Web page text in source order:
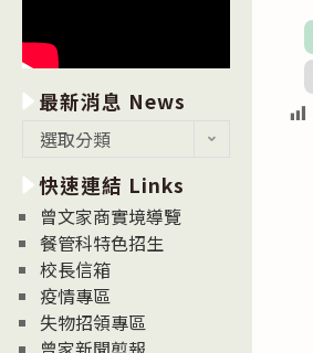
最新消息 News
消
息
News
選取分類
快速連結 Links
曾文家商實境導覽
餐管科特色招生
校長信箱
疫情專區
失物招領專區